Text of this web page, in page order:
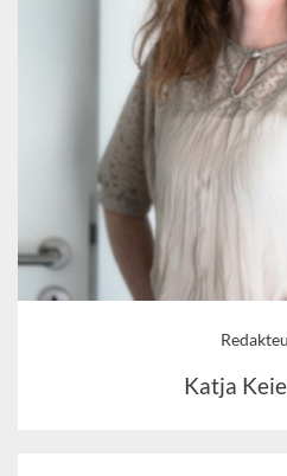
Katja